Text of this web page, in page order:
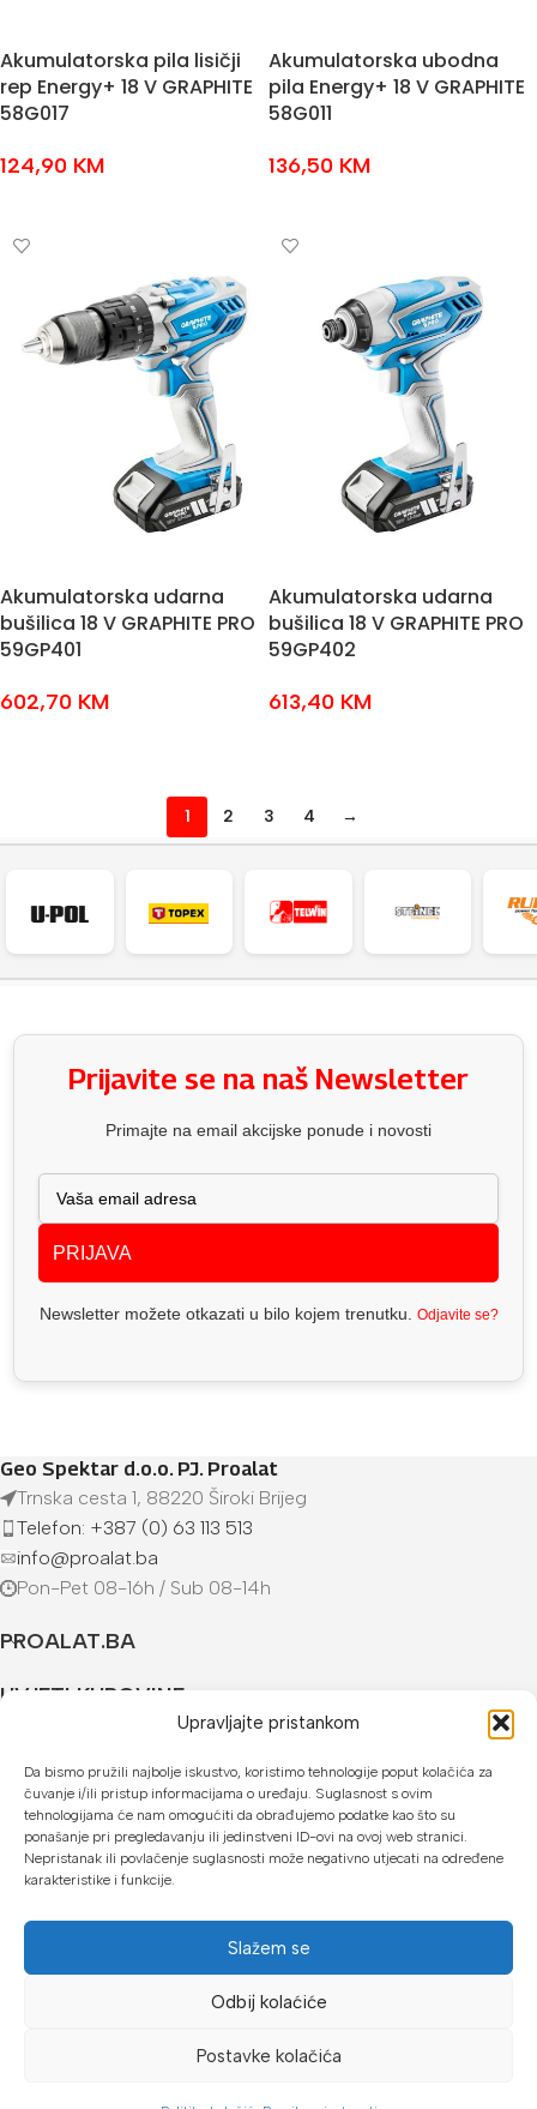
Upravljajte pristankom
Da bismo pružili najbolje iskustvo, koristimo tehnologije poput kolačića za
čuvanje i/ili pristup informacijama o uređaju. Suglasnost s ovim
tehnologijama će nam omogućiti da obrađujemo podatke kao što su
ponašanje pri pregledavanju ili jedinstveni ID-ovi na ovoj web stranici.
Nepristanak ili povlačenje suglasnosti može negativno utjecati na određene
karakteristike i funkcije.
Slažem se
Odbij kolaćiće
Postavke kolačića
Akumulatorska pila lisičji
rep Energy+ 18 V GRAPHITE
58G017
124,90 KM
Akumulatorska ubodna
pila Energy+ 18 V GRAPHITE
58G011
136,50 KM
Akumulatorska udarna
bušilica 18 V GRAPHITE PRO
59GP401
602,70 KM
Akumulatorska udarna
bušilica 18 V GRAPHITE PRO
59GP402
613,40 KM
1 2 3 4 →
Prijavite se na naš Newsletter
Primajte na email akcijske ponude i novosti
PRIJAVA
Newsletter možete otkazati u bilo kojem trenutku. Odjavite se?
Geo Spektar d.o.o. PJ. Proalat
Trnska cesta 1, 88220 Široki Brijeg
Telefon: +387 (0) 63 113 513
info@proalat.ba
Pon-Pet 08-16h / Sub 08-14h
PROALAT.BA
UVJETI KUPOVINE
U našoj web trgovini možete platiti:
Kreditnim karticama jednokratno ili do 24 rate
Općom uplatnicom, virmanom, internet bankarstvom
Gotovinom prilikom preuzimanja
Mikrofin do 18 rata
Copyright © 2026 Proalat.ba